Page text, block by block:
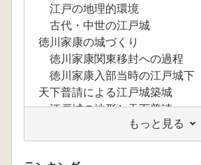
江戸の地理的環境
古代・中世の江戸城
徳川家康の城づくり
徳川家康関東移封への過程
徳川家康入部当時の江戸城下
天下普請による江戸城築城
江戸城の地形と天下普請
家康による慶長期の普請
秀忠による元和期の普請
家光による寛永期の江戸城普請
もっと見る